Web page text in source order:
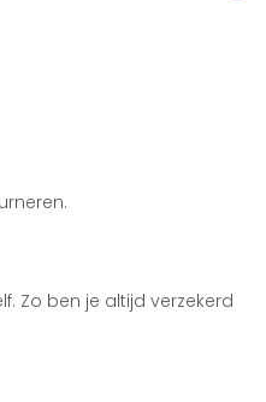
Zo ben je altijd verzekerd